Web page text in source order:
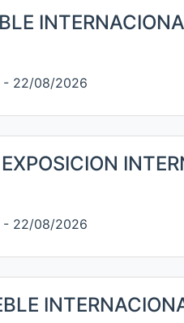
- 22/08/2026
EXPOSICION
- 22/08/2026